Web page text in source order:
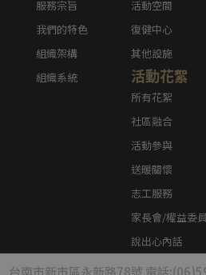
服務宗旨
我們的特色
組織架構
組織系統
活動空間
復健中心
其他設施
活動花絮
所有花絮
社區融合
活動參與
送暖關懷
志工服務
家長會/權益委
說出心內話
台南市新市區永新路78號 電話